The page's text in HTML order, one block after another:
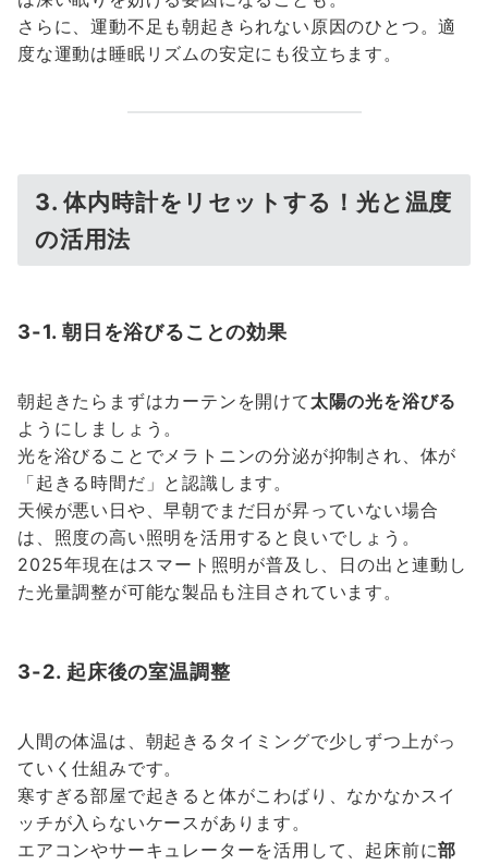
さらに、運動不足も朝起きられない原因のひとつ。適
度な運動は睡眠リズムの安定にも役立ちます。
3. 体内時計をリセットする！光と温度
の活用法
3-1. 朝日を浴びることの効果
朝起きたらまずはカーテンを開けて 太陽の光を浴びる
ようにしましょう。
光を浴びることでメラトニンの分泌が抑制され、体が
「起きる時間だ」と認識します。
天候が悪い日や、早朝でまだ日が昇っていない場合
は、照度の高い照明を活用すると良いでしょう。
2025年現在はスマート照明が普及し、日の出と連動し
た光量調整が可能な製品も注目されています。
3-2. 起床後の室温調整
人間の体温は、朝起きるタイミングで少しずつ上がっ
ていく仕組みです。
寒すぎる部屋で起きると体がこわばり、なかなかスイ
ッチが入らないケースがあります。
エアコンやサーキュレーターを活用して、起床前に部